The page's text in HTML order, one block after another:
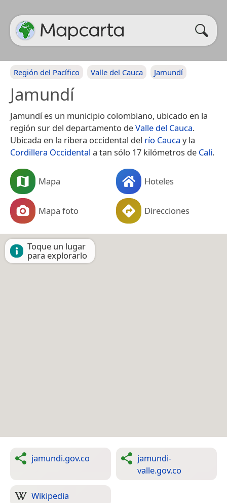
Región del Pacífico Valle del Cauca Jamundí
Jamundí
Jamundí es un municipio colombiano, ubicado en la
región sur del departamento deValle del Cauca.
Ubicada en la ribera occidental del río Cauca y la
Cordillera Occidental a tan sólo 17 kilómetros de Cali.
Mapa Hoteles
Mapa foto Direcciones
Toque un lugar
para explorarlo
jamundi.gov.co
jamundi-
valle.gov.co
Wikipedia